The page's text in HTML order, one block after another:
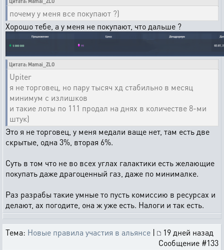
почему у меня все покупают ?)
Хорошо тебе, а у меня не покупают, что дальше ?
Цитата: Mamai_ZLO
Upiter
я не торговец, но пару тысяч хд стабильно в месяц
минимум с излишков
и такие лоты по 111 продал на днях в количестве 8-ми
штук)
Это я не торговец, у меня медали ваще нет, там есть две
скрытые, одна 3%, вторая 6%.
Суть в том что не во всех углах галактики есть желающие
покупать даже драгоценный газ, даже по минималке.
Раз разрабы такие умные то пусть комиссию в ресурсах и
делают, ах погодите, она ж уже есть. Налоги и так есть.
Тема: Новые правила участия в альянсе |
19 дней назад
Сообщение #133